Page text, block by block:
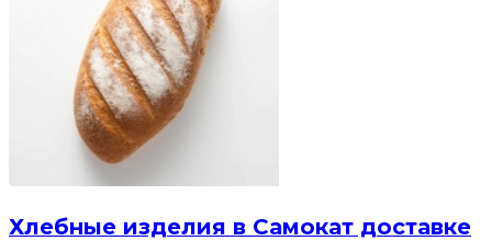
Хлебные изделия в Самокат доставке